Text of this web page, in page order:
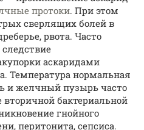
протоки. При этом
сверлящих болей в
рвота. Часто
аскаридами
Температура нормальная
и желчный пузырь часто
бактериальной
гнойного
перитонита, сепсиса.